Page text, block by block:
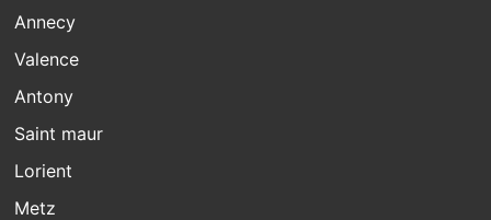
Annecy
Valence
Antony
Saint maur
Lorient
Metz